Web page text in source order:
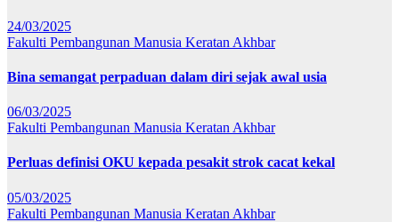
24/03/2025
Fakulti Pembangunan Manusia Keratan Akhbar
Bina semangat perpaduan dalam diri sejak awal usia
06/03/2025
Fakulti Pembangunan Manusia Keratan Akhbar
Perluas definisi OKU kepada pesakit strok cacat kekal
05/03/2025
Fakulti Pembangunan Manusia Keratan Akhbar